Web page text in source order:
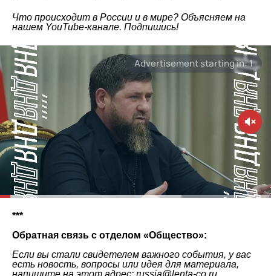
Что происходит в России и в мире? Объясняем на
нашем YouTube-канале. Подпишись!
***
Обратная связь с отделом «Общество»:
Если вы стали свидетелем важного события, у вас
есть новость, вопросы или идея для материала,
напишите на этот адрес: russia@lenta-co.ru